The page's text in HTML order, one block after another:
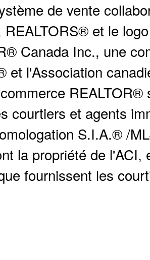
de vente
REALTORS® et le
Canada Inc., une
et l'Association
courtiers et agents
S.I.A.® /
la propriété de
fournissent les